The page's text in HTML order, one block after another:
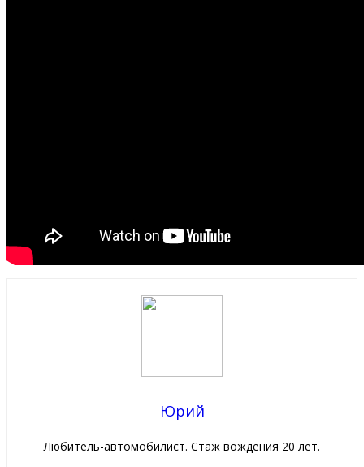
Юрий
Любитель-автомобилист. Стаж вождения 20 лет.